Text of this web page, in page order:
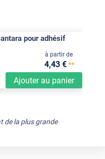
pour adhésif
Ajouter au panier
à partir de
4,43 €**
de la plus grande